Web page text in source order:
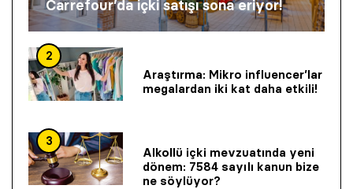
Carrefour’da içki satışı sona eriyor!
2
Araştırma: Mikro influencer’lar
megalardan iki kat daha etkili!
3
Alkollü içki mevzuatında yeni
dönem: 7584 sayılı kanun bize
ne söylüyor?